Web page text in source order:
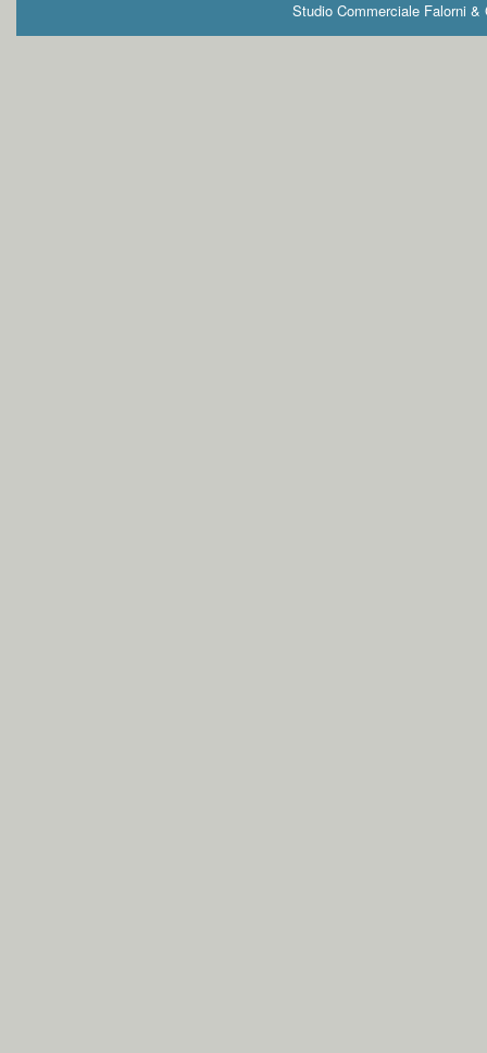
Studio Commerciale Falorni